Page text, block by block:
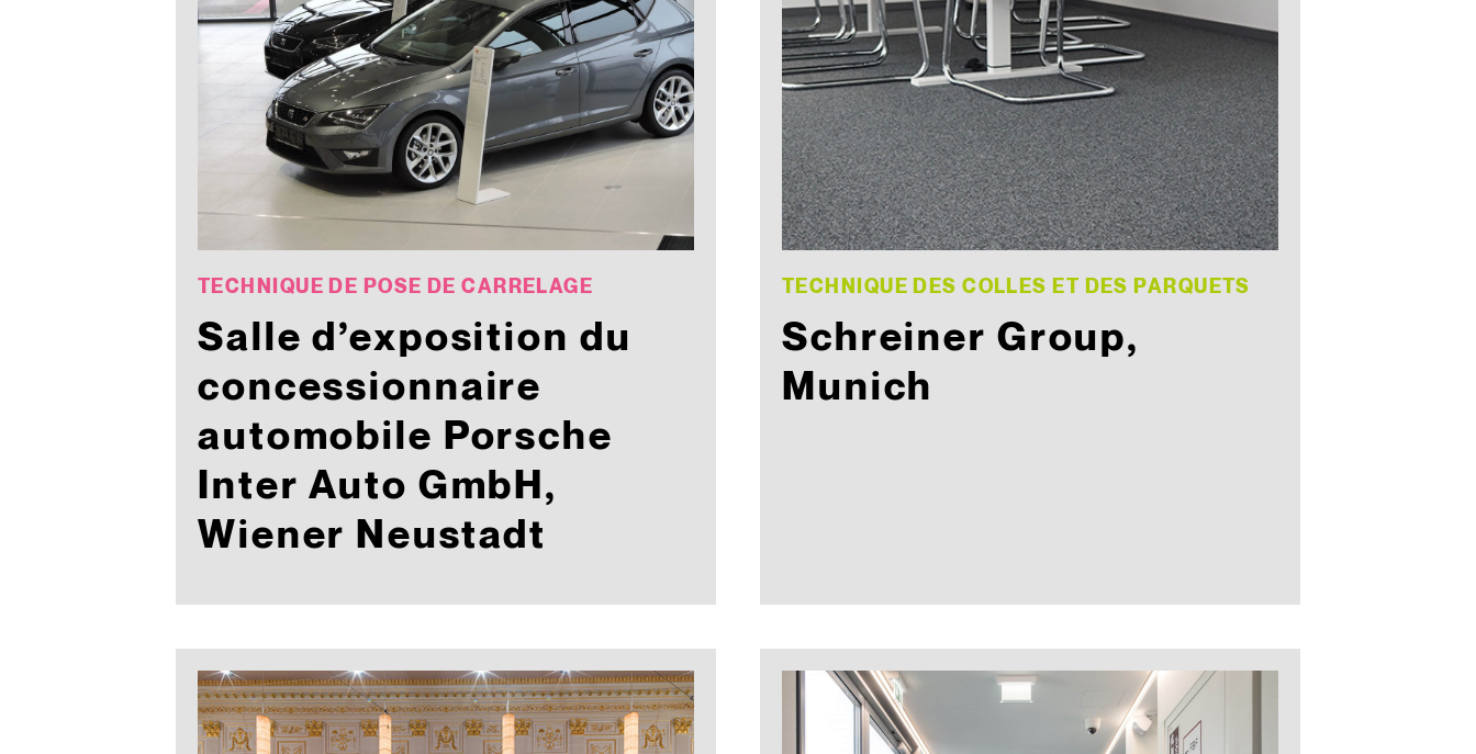
TECHNIQUE DE POSE DE CARRELAGE
Salle d’exposition du
concessionnaire
automobile Porsche
Inter Auto GmbH,
Wiener Neustadt
TECHNIQUE DES COLLES ET DES PARQUETS
Schreiner Group,
Munich